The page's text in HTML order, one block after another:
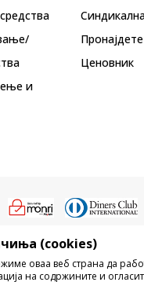
и
Ценовник
на содржината
ниту истите да се
(cookies)
оваа веб страна да
на содржините и